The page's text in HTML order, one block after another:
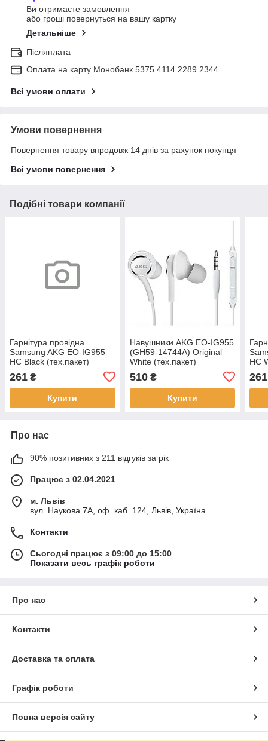
Ви отримаєте замовлення
або гроші повернуться на вашу картку
Детальніше
Післяплата
Оплата на карту Монобанк 5375 4114 2289 2344
Всі умови оплати
Умови повернення
Повернення товару впродовж 14 днів за рахунок покупця
Всі умови повернення
Подібні товари компанії
Гарнітура провідна
Samsung AKG EO-IG955
HC Black (тех.пакет)
261 ₴
Купити
Навушники AKG EO-IG955
(GH59-14744A) Original
White (тех.пакет)
510₴
Купити
HC
261
Про нас
90% позитивних з 211 відгуків за рік
Працює з 02.04.2021
м. Львів
вул. Наукова 7А, оф. каб. 124, Львів, Україна
Контакти
Сьогодні працює з 09:00 до 15:00
Показати весь графік роботи
Про нас
Контакти
Доставка та оплата
Графік роботи
Повна версія сайту